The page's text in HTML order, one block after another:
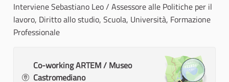
Interviene Sebastiano Leo / Assessore alle Politiche per il
lavoro, Diritto allo studio, Scuola, Università, Formazione
Professionale
Co-working ARTEM / Museo
Castromediano